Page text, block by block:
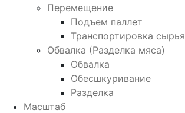
Перемещение
Подъем паллет
Транспортировка сырья
Обвалка (Разделка мяса)
Обвалка
Обесшкуривание
Разделка
Масштаб